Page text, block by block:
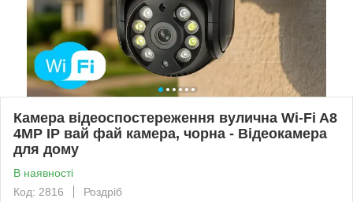
Камера відеоспостереження вулична Wi-Fi A8
4MP IP вай фай камера, чорна - Відеокамера
для дому
В наявності
Код: 2816
Роздріб